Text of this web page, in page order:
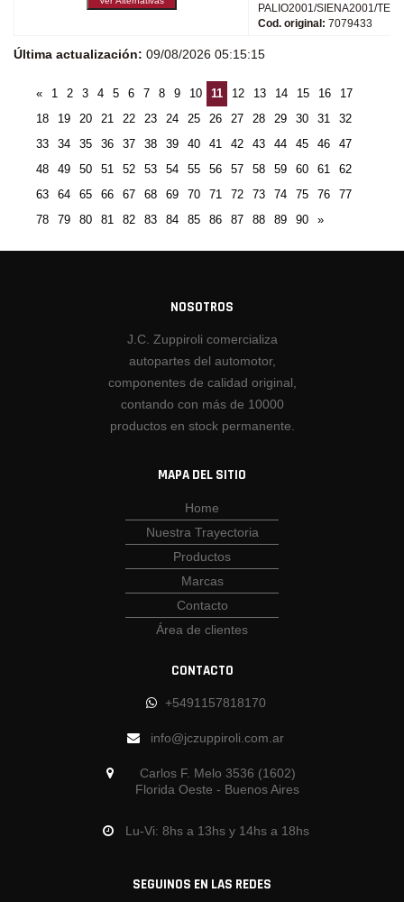
PALIO2001/SIENA2001/
Cod. original: 7079433
Última actualización: 09/08/2026 05:15:15
« 1 2 3 4 5 6 7 8 9 10 11 12 13 14 15 16
17
18
19 20 21 22 23 24 25 26 27 28 29 30 31
32
33
34 35 36 37 38 39 40 41 42 43 44 45 46
47
48
49 50 51 52 53 54 55 56 57 58 59 60 61
62
63
64 65 66 67 68 69 70 71 72 73 74 75 76
77
78
79 80 81 82 83 84 85 86 87 88 89 90 »
NOSOTROS
J.C. Zuppiroli comercializa
autopartes del automotor,
componentes de calidad original,
contando con más de 10000
productos en stock permanente.
MAPA DEL SITIO
Home
Nuestra Trayectoria
Productos
Marcas
Contacto
Área de clientes
CONTACTO
+5491157818170
info@jczuppiroli.com.ar
Carlos F. Melo 3536 (1602)
Florida Oeste - Buenos Aires
Lu-Vi: 8hs a 13hs y 14hs a 18hs
SEGUINOS EN LAS REDES